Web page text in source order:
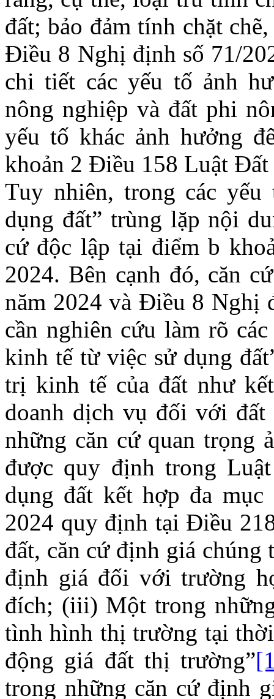
đất; bảo đảm tính chặt
Điều 8 Nghị định số 71/
chi tiết các yếu tố ảnh
nông nghiệp và đất phi
yếu tố khác ảnh hưởng
khoản 2 Điều 158 Luật Đất
Tuy nhiên, trong các
dụng đất” trùng lặp nội
cứ độc lập tại điểm b
2024. Bên cạnh đó, căn
năm 2024 và Điều 8 Nghị
cần nghiên cứu làm rõ
kinh tế từ việc sử dụng
trị kinh tế của đất như
doanh dịch vụ đối với
những căn cứ quan trọng
được quy định trong
dụng đất kết hợp đa
2024 quy định tại Điều
đất, căn cứ định giá chúng
định giá đối với trường
đích; (iii) Một trong
tình hình thị trường tại
động giá đất thị trường”
trong những căn cứ định